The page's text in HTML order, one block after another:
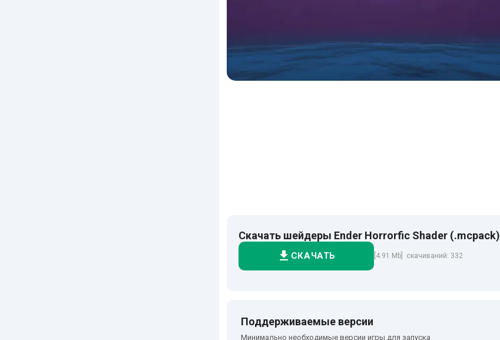
Скачать шейдеры Ender Horrorfic Shader (.mcpack)
СКАЧАТЬ [4.91 Mb] скачиваний: 332
Поддерживаемые версии
Минимально необходимые версии игры для запуска